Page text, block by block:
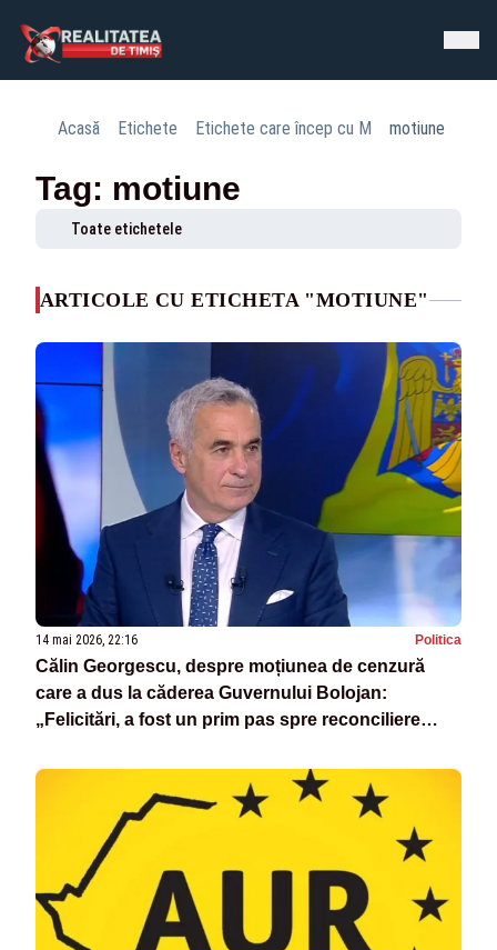
Acasă Etichete Etichete care încep cu M motiune
Tag: motiune
Toate etichetele
ARTICOLE CU ETICHETA "MOTIUNE"
14 mai 2026, 22:16 Politica
Călin Georgescu, despre moțiunea de cenzură
care a dus la căderea Guvernului Bolojan:
„Felicitări, a fost un prim pas spre reconciliere